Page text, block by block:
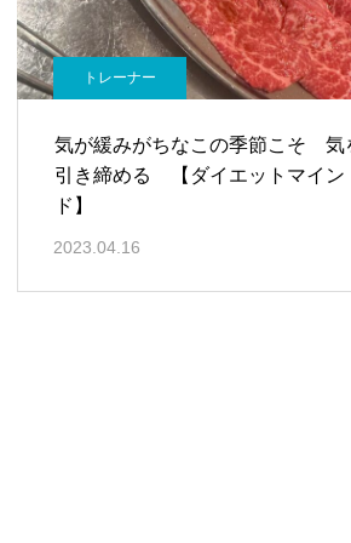
トレーナー
気が緩みがちなこの季節こそ 気
引き締める 【ダイエットマイン
ド】
2023.04.16